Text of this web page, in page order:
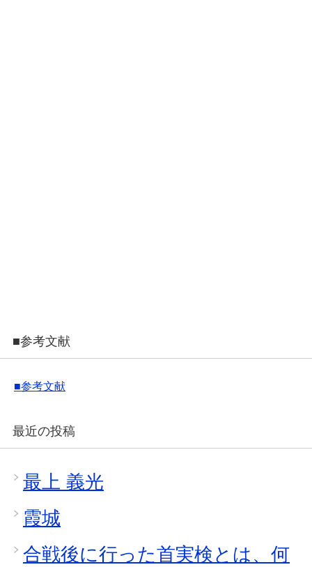
■参考文献
■参考文献
最近の投稿
最上 義光
霞城
合戦後に行った首実検とは、何